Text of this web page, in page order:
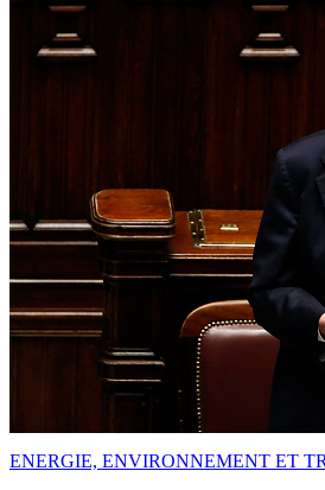
ENERGIE, ENVIRONNEMENT ET